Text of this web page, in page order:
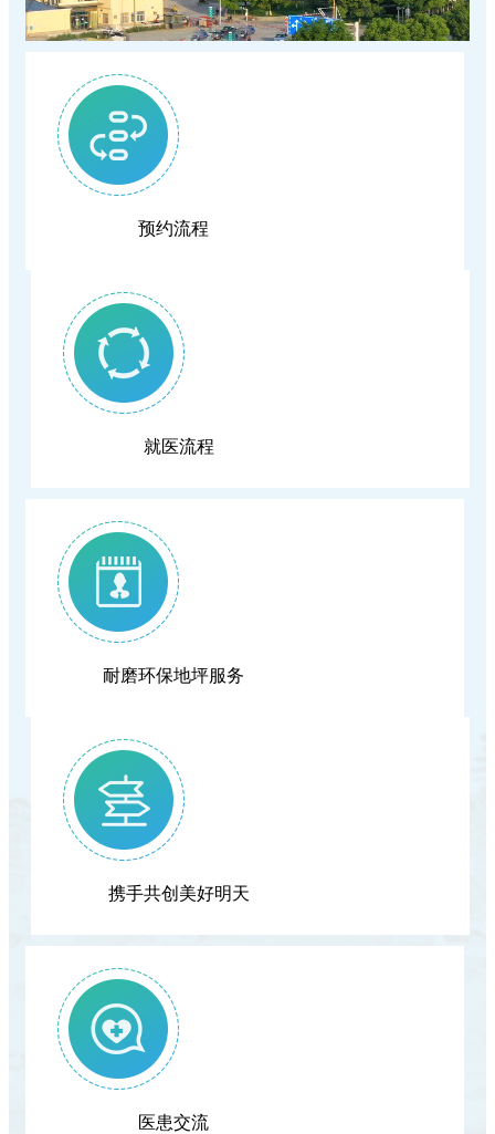
格的公示
正规合法的网赌网站关于开展"上门服务费"等
医疗服务项目的价格公示
复盘蓄力提质 深耕护理服务｜我院召开2026
年度护理管理委员会首次工作会议
我院第十期临床思享会圆满结束，以学术思享
赋能临床高质量发展
端午养生｜循古法智慧，守夏日安康
就医更省心！我院推出"一站式"出入院服务，
手续病区一站办结
恩施学院医学部专家组莅临我院督导临床教学
工作
预约流程
就医流程
耐磨环保地坪服务
携手共创美好明天
医患交流